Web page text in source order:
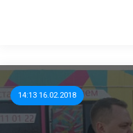
14:13 16.02.2018